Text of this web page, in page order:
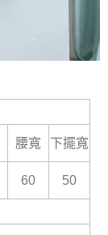
腰寬 下擺寬
60 50